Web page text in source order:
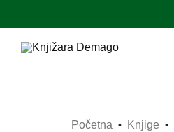
Početna • Knjige •